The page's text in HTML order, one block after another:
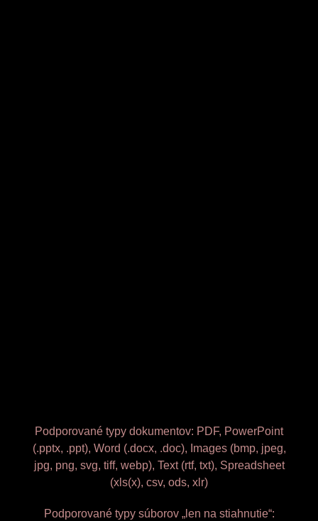
Podporované typy dokumentov: PDF, PowerPoint
(.pptx, .ppt), Word (.docx, .doc), Images (bmp, jpeg,
jpg, png, svg, tiff, webp), Text (rtf, txt), Spreadsheet
(xls(x), csv, ods, xlr)
Podporované typy súborov „len na stiahnutie“: